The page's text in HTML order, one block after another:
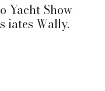
Yacht Show
iates Wally.